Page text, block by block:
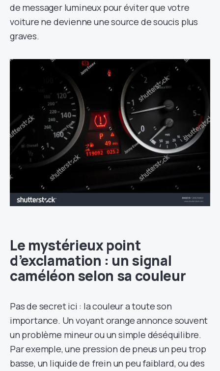
de messager lumineux pour éviter que votre
voiture ne devienne une source de soucis plus
graves.
Le mystérieux point
d’exclamation : un signal
caméléon selon sa couleur
Pas de secret ici : la couleur a toute son
importance. Un voyant orange annonce souvent
un problème mineur ou un simple déséquilibre.
Par exemple, une pression de pneus un peu trop
basse, un liquide de frein un peu faiblard, ou des